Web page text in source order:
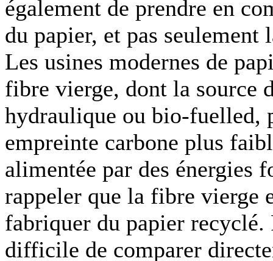
également de prendre en
du papier, et pas
Les usines modernes de
fibre vierge, dont la source
hydraulique ou bio-fuelled,
empreinte carbone plus
alimentée par des énergies
rappeler que la fibre vierge
fabriquer du papier recyclé.
difficile de comparer